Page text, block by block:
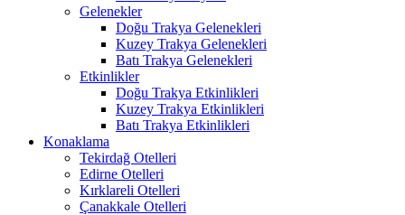
Gelenekler
Doğu Trakya Gelenekleri
Kuzey Trakya Gelenekleri
Batı Trakya Gelenekleri
Etkinlikler
Doğu Trakya Etkinlikleri
Kuzey Trakya Etkinlikleri
Batı Trakya Etkinlikleri
Konaklama
Tekirdağ Otelleri
Edirne Otelleri
Kırklareli Otelleri
Çanakkale Otelleri